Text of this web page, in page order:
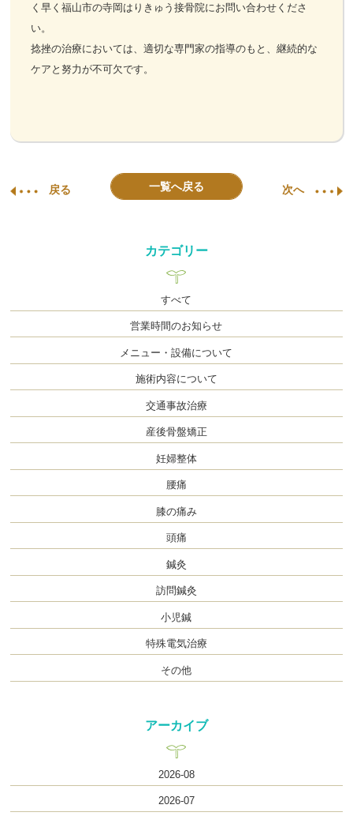
く早く福山市の寺岡はりきゅう接骨院にお問い合わせくださ
い。
捻挫の治療においては、適切な専門家の指導のもと、継続的な
ケアと努力が不可欠です。
戻る 一覧へ戻る 次へ
カテゴリー
すべて
営業時間のお知らせ
メニュー・設備について
施術内容について
交通事故治療
産後骨盤矯正
妊婦整体
腰痛
膝の痛み
頭痛
鍼灸
訪問鍼灸
小児鍼
特殊電気治療
その他
アーカイブ
2026-08
2026-07